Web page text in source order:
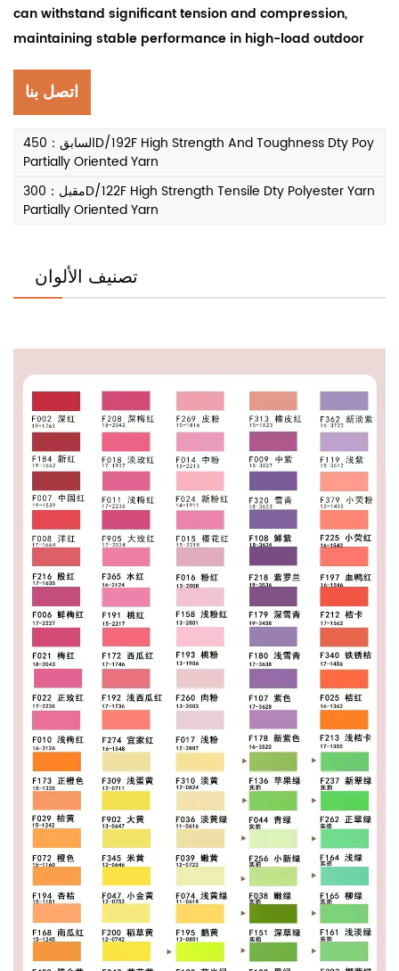
can withstand significant tension and compression,
maintaining stable performance in high-load outdoor
اتصل بنا
السابق：450D/192F High Strength And Toughness Dty Poy
Partially Oriented Yarn
مقبل：300D/122F High Strength Tensile Dty Polyester Yarn
Partially Oriented Yarn
تصنيف الألوان